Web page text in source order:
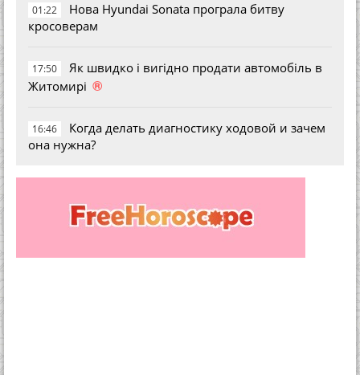
01:22
Нова Hyundai Sonata програла битву
кросоверам
17:50
Як швидко і вигідно продати автомобіль в
Житомирі ®
16:46
Когда делать диагностику ходовой и зачем
она нужна?